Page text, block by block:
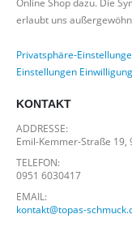
erlaubt uns
Privatsphäre-
Einstellungen
KONTAKT
ADDRESSE:
Emil-Kemmer-Straße 19,
TELEFON:
0951 6030417
EMAIL:
kontakt@topas-